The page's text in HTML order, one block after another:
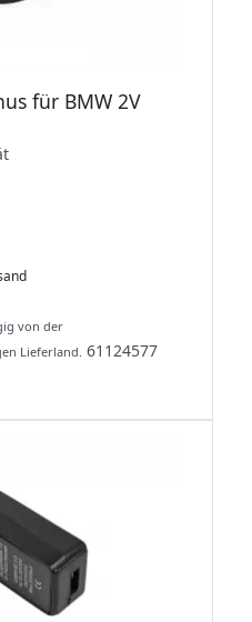
für BMW 2V
von der
Lieferland. 61124577